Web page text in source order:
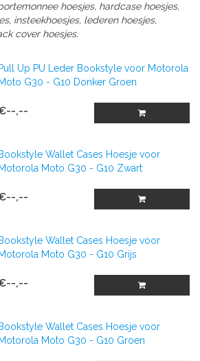
hoesjes, hardcase hoesjes,
insteekhoesjes, lederen hoesjes,
cover hoesjes.
Pull Up PU Leder Bookstyle voor Motorola
Moto G30 - G10 Donker Groen
,--
Bookstyle Wallet Cases Hoesje voor
Motorola Moto G30 - G10 Zwart
,--
Bookstyle Wallet Cases Hoesje voor
Motorola Moto G30 - G10 Grijs
,--
Bookstyle Wallet Cases Hoesje voor
Motorola Moto G30 - G10 Groen